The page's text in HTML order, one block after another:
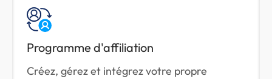
Programme d'affiliation
Créez, gérez et intégrez votre propre